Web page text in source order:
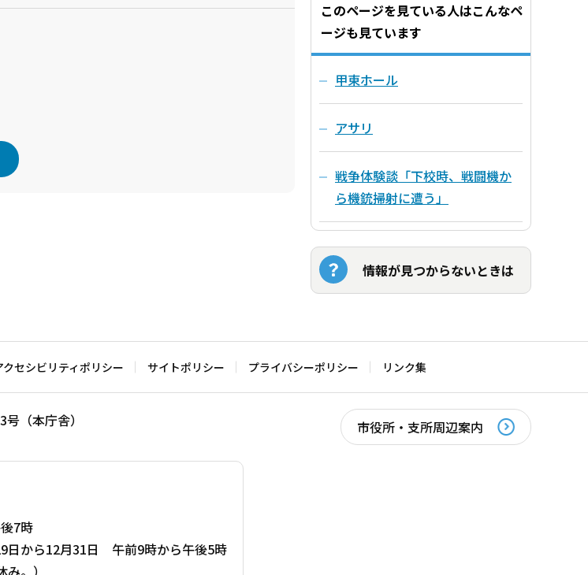
このページを見ている人はこんなペ
ージも見ています
甲東ホール
アサリ
戦争体験談「下校時、戦闘機か
ら機銃掃射に遭う」
情報が見つからないときは
クセシビリティポリシー サイトポリシー プライバシーポリシー リンク集
（本庁舎）
7時
日から12月31日 午前9時から午後5時
。）
市役所・支所周辺案内